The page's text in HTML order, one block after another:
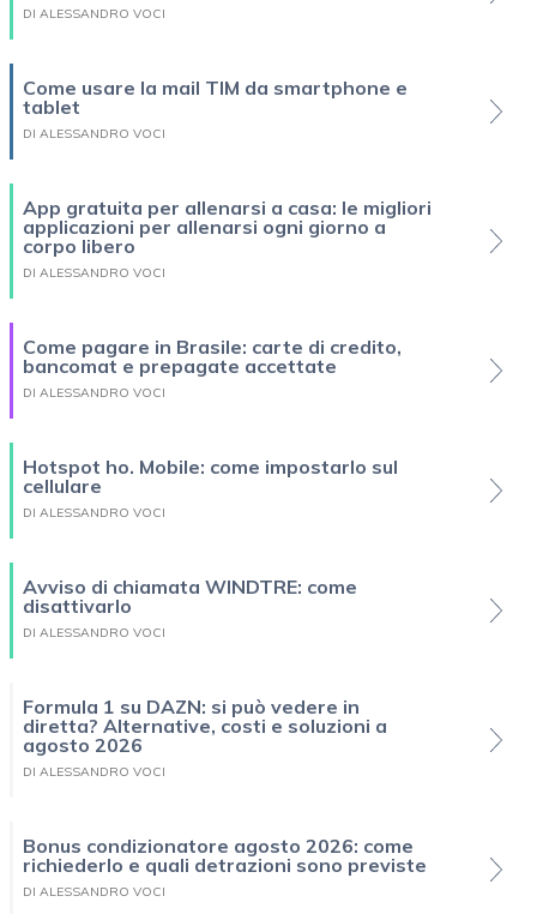
DI ALESSANDRO VOCI
Come usare la mail TIM da smartphone e
tablet
DI ALESSANDRO VOCI
App gratuita per allenarsi a casa: le migliori
applicazioni per allenarsi ogni giorno a
corpo libero
DI ALESSANDRO VOCI
Come pagare in Brasile: carte di credito,
bancomat e prepagate accettate
DI ALESSANDRO VOCI
Hotspot ho. Mobile: come impostarlo sul
cellulare
DI ALESSANDRO VOCI
Avviso di chiamata WINDTRE: come
disattivarlo
DI ALESSANDRO VOCI
Formula 1 su DAZN: si può vedere in
diretta? Alternative, costi e soluzioni a
agosto 2026
DI ALESSANDRO VOCI
Bonus condizionatore agosto 2026: come
richiederlo e quali detrazioni sono previste
DI ALESSANDRO VOCI